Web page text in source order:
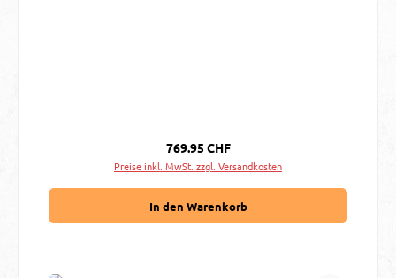
Regulärer Preis:
769.95 CHF
Preise inkl. MwSt. zzgl. Versandkosten
In den Warenkorb